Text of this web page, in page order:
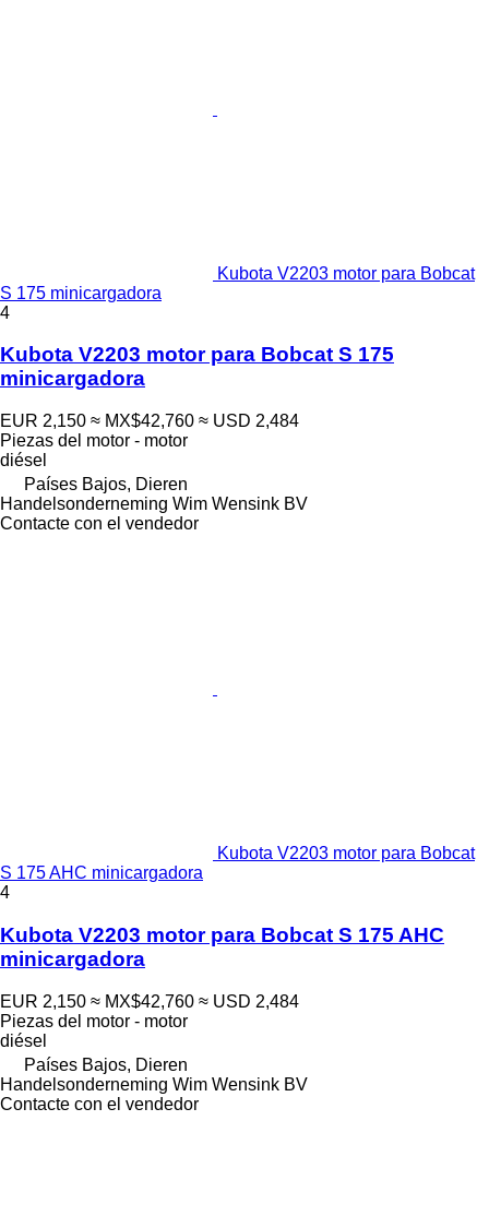
Kubota V2203 motor para Bobcat
S 175 minicargadora
4
Kubota V2203 motor para Bobcat S 175
minicargadora
EUR 2,150 ≈ MX$42,760 ≈ USD 2,484
Piezas del motor - motor
diésel
Países Bajos, Dieren
Handelsonderneming Wim Wensink BV
Contacte con el vendedor
Kubota V2203 motor para Bobcat
S 175 AHC minicargadora
4
Kubota V2203 motor para Bobcat S 175 AHC
minicargadora
EUR 2,150 ≈ MX$42,760 ≈ USD 2,484
Piezas del motor - motor
diésel
Países Bajos, Dieren
Handelsonderneming Wim Wensink BV
Contacte con el vendedor